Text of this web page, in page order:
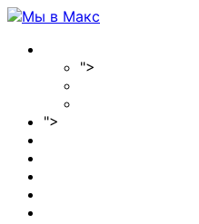
">
">